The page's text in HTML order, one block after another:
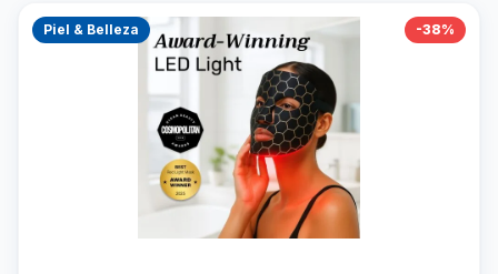
Piel & Belleza -38%